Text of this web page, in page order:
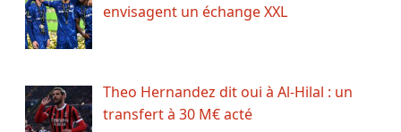
envisagent un échange XXL
Theo Hernandez dit oui à Al-Hilal : un
transfert à 30 M€ acté